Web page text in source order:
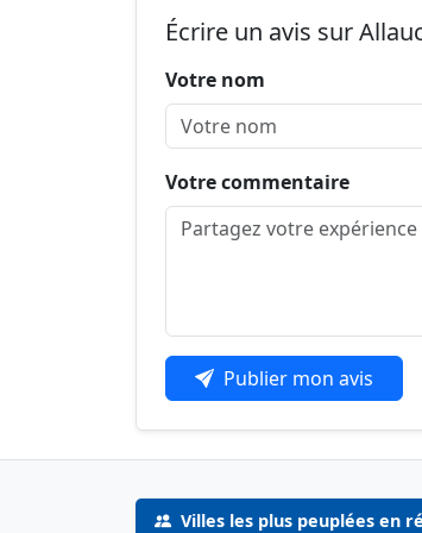
Écrire un avis sur
Votre nom
Votre commentaire
Publier mon avis
Villes les plus peuplées en